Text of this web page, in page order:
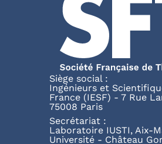
Siège social :
Ingénieurs et
France (IESF) - 7 Rue
75008 Paris
Secrétariat :
Laboratoire IUSTI, Aix-
Université - Château